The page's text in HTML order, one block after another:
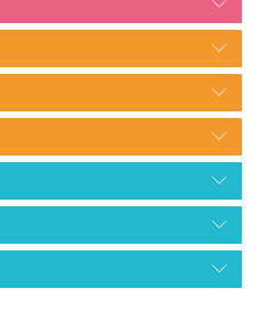
受験スケジュールを立てよう
テレメール全国一斉進学調査